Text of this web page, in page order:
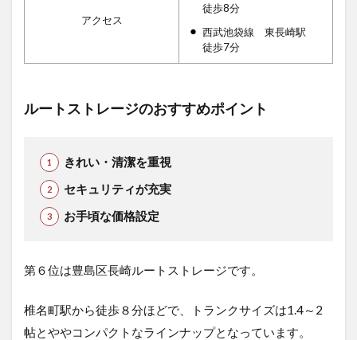
アクセス
徒歩8分
西武池袋線 東長崎駅
徒歩7分
ルートストレージのおすすめポイント
きれい・清潔を重視
セキュリティが充実
お手頃な価格設定
第６位は豊島区長崎ルートストレージです。
椎名町駅から徒歩８分ほどで、トランクサイズは1.4～2
帖とややコンパクトなラインナップとなっています。